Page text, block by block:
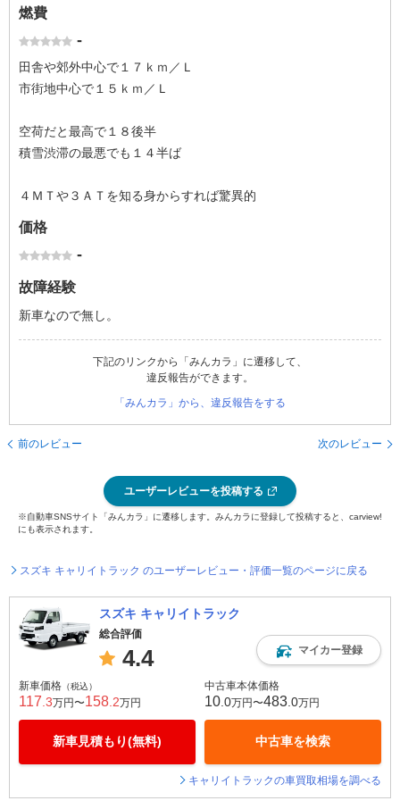
燃費
-
田舎や郊外中心で１７ｋｍ／Ｌ
市街地中心で１５ｋｍ／Ｌ
空荷だと最高で１８後半
積雪渋滞の最悪でも１４半ば
４ＭＴや３ＡＴを知る身からすれば驚異的
価格
-
故障経験
新車なので無し。
下記のリンクから「みんカラ」に遷移して、
違反報告ができます。
「みんカラ」から、違反報告をする
前のレビュー 次のレビュー
ユーザーレビューを投稿する
※自動車SNSサイト「みんカラ」に遷移します。みんカラに登録して投稿すると、carview!
にも表示されます。
スズキ キャリイトラック のユーザーレビュー・評価一覧のページに戻る
スズキ キャリイトラック
総合評価
4.4 マイカー登録
新車価格 （税込）
117 .3万円〜158 .2万円
新車見積もり(無料)
中古車本体価格
10 .0万円〜483 .0万円
中古車を検索
キャリイトラックの車買取相場を調べる